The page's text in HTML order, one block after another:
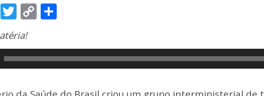
F
ac
b
T
w
itt
er
C
p
y
Li
n
ar
e